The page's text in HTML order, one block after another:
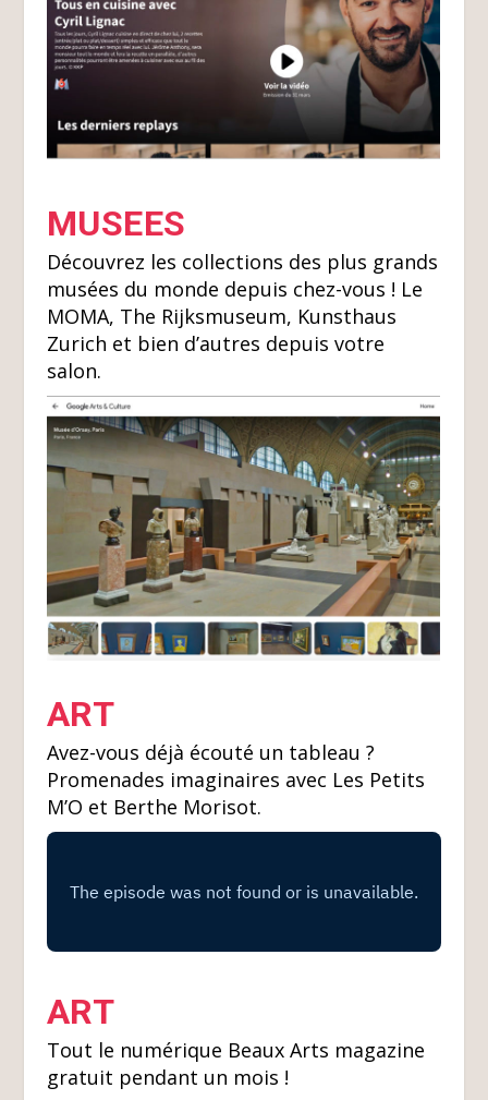
MUSEES
Découvrez les collections des plus grands
musées du monde depuis chez-vous ! Le
MOMA, The Rijksmuseum, Kunsthaus
Zurich et bien d’autres depuis votre
salon.
ART
Avez-vous déjà écouté un tableau ?
Promenades imaginaires avec Les Petits
M’O et Berthe Morisot.
ART
Tout le numérique Beaux Arts magazine
gratuit pendant un mois !